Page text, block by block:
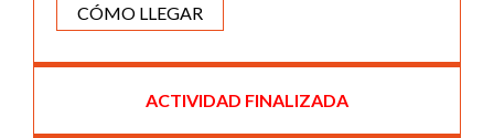
CÓMO LLEGAR
ACTIVIDAD FINALIZADA